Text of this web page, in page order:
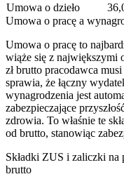
Umowa o dzieło
Umowa o pracę a
Umowa o pracę to
wiąże się z największymi
zł brutto pracodawca
sprawia, że łączny
wynagrodzenia jest
zabezpieczające
zdrowia. To właśnie te
od brutto, stanowiąc
Składki ZUS i zaliczki na
brutto